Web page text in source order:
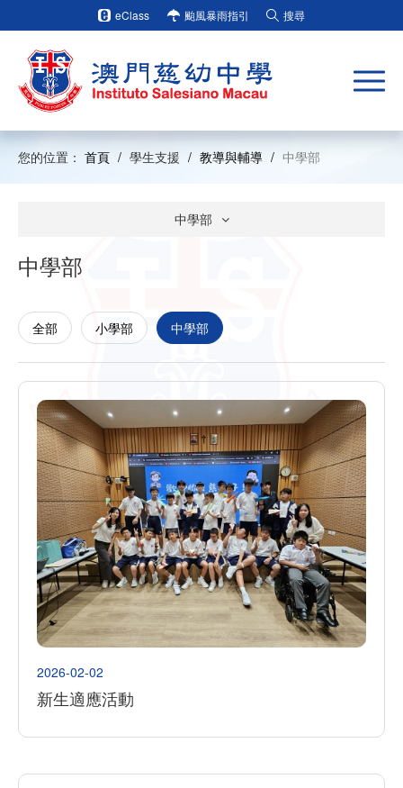
eClass 颱風暴雨指引 搜尋
您的位置： 首頁 / 學生支援 / 教導與輔導 / 中學部
中學部
中學部
全部 小學部 中學部
2026-02-02
新生適應活動